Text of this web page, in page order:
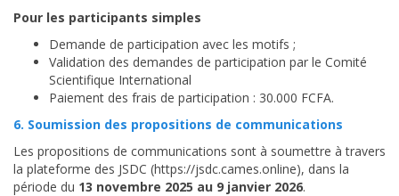
Pour les participants simples
Demande de participation avec les motifs ;
Validation des demandes de participation par le Comité
Scientifique International
Paiement des frais de participation : 30.000 FCFA.
6. Soumission des propositions de communications
Les propositions de communications sont à soumettre à travers
la plateforme des JSDC (https://jsdc.cames.online), dans la
période du 13 novembre 2025 au 9 janvier 2026.